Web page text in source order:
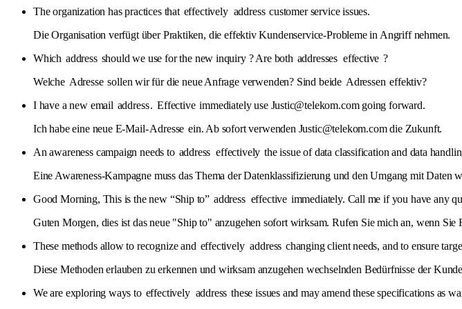
The organization has practices that effectively address customer service issues.
Die Organisation verfügt über Praktiken, die effektiv Kundenservice-Probleme in Angriff nehmen.
Which address should we use for the new inquiry ? Are both addresses effective ?
Welche Adresse sollen wir für die neue Anfrage verwenden? Sind beide Adressen effektiv?
I have a new email address. Effective immediately use Justic@telekom.com going forward.
Ich habe eine neue E-Mail-Adresse ein. Ab sofort verwenden Justic@telekom.com die Zukunft.
An awareness campaign needs to address effectively the issue of data classification and data
Eine Awareness-Kampagne muss das Thema der Datenklassifizierung und den Umgang mit Daten
Good Morning, This is the new “Ship to” address effective immediately. Call me if you have any
Guten Morgen, dies ist das neue "Ship to" anzugehen sofort wirksam. Rufen Sie mich an, wenn Sie
These methods allow to recognize and effectively address changing client needs, and to ensure
Diese Methoden erlauben zu erkennen und wirksam anzugehen wechselnden Bedürfnisse der
We are exploring ways to effectively address these issues and may amend these specifications as